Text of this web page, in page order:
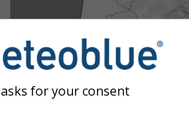
asks for your consent